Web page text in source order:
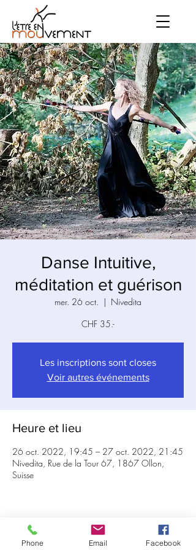
Danse Intuitive,
méditation et guérison
mer. 26 oct.
  |
Nivedita
CHF 35.-
Les inscriptions sont closes
Voir autres événements
Heure et lieu
26 oct. 2022, 19:45 – 27 oct. 2022, 21:45
Nivedita, Rue de la Tour 67, 1867 Ollon,
Suisse
Partager cet événement
Phone Email Facebook